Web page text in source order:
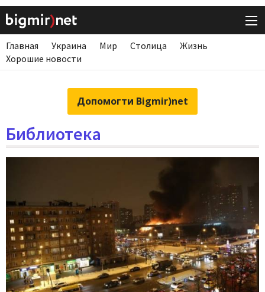
Главная Украина Мир Столица
Жизнь
Хорошие новости
Допомогти Bigmir)net
Библиотека